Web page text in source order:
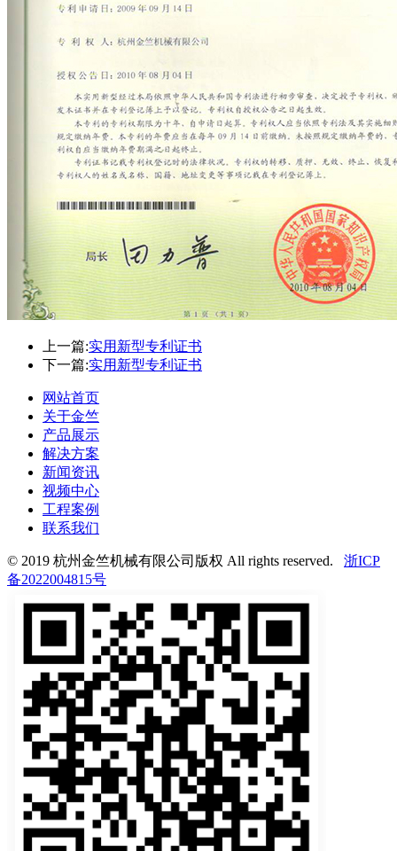
上一篇:实用新型专利证书
下一篇:实用新型专利证书
网站首页
关于金竺
产品展示
解决方案
新闻资讯
视频中心
工程案例
联系我们
© 2019 杭州金竺机械有限公司版权 All rights reserved. 浙ICP
备2022004815号